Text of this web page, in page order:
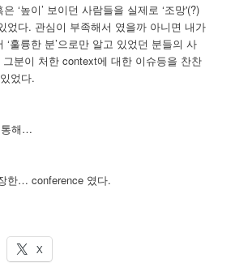
은 ‘높이’ 보이던 사람들을 실제로 ‘조망'(?)
었다. 관심이 부족해서 였을까 아니면 내가
‘훌륭한 분’으로만 알고 있었던 분들의 사
분이 처한 context에 대한 이슈등을 찬찬
었다.
통해…
한… conference 였다.
X